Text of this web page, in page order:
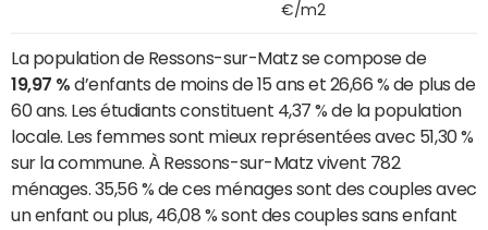
€/m2
La population de Ressons-sur-Matz se compose de
19,97 % d’enfants de moins de 15 ans et 26,66 % de plus de
60 ans. Les étudiants constituent 4,37 % de la population
locale. Les femmes sont mieux représentées avec 51,30 %
sur la commune. À Ressons-sur-Matz vivent 782
ménages. 35,56 % de ces ménages sont des couples avec
un enfant ou plus, 46,08 % sont des couples sans enfant